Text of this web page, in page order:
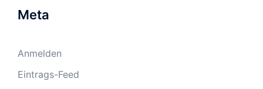
Meta
Anmelden
Eintrags-Feed